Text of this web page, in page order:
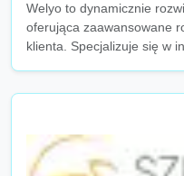
Welyo to dynamicznie
oferująca zaawansowane
klienta. Specjalizuje się w